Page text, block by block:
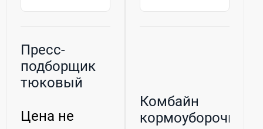
Пресс-
подборщик
тюковый
степени
Цена не
Комбайн
кормоуборочный